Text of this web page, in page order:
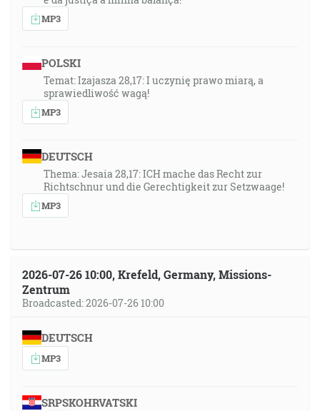
MP3
POLSKI
Temat: Izajasza 28,17: I uczynię prawo miarą, a
sprawiedliwość wagą!
MP3
DEUTSCH
Thema: Jesaia 28,17: ICH mache das Recht zur
Richtschnur und die Gerechtigkeit zur Setzwaage!
MP3
2026-07-26 10:00, Krefeld, Germany, Missions-
Zentrum
Broadcasted: 2026-07-26 10:00
DEUTSCH
MP3
SRPSKOHRVATSKI